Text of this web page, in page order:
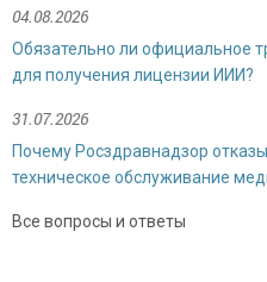
Специалист
04.08.2026
Обязательно ли официальное
для получения лицензии ИИИ?
31.07.2026
Почему Росздравнадзор
техническое обслуживание
Все вопросы и ответы